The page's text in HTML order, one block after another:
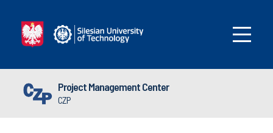
Project Management Center
CZP